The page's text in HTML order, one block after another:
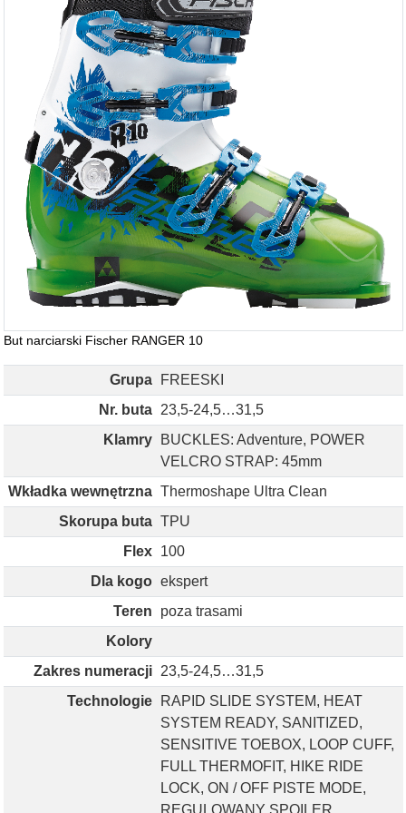
But narciarski Fischer RANGER 10
Grupa
FREESKI
Nr. buta
23,5-24,5…31,5
Klamry
BUCKLES: Adventure, POWER
VELCRO STRAP: 45mm
Wkładka wewnętrzna Thermoshape Ultra Clean
Skorupa buta TPU
Flex
100
Dla kogo ekspert
Teren
poza trasami
Kolory
Zakres numeracji
23,5-24,5…31,5
Technologie
RAPID SLIDE SYSTEM, HEAT
SYSTEM READY, SANITIZED,
SENSITIVE TOEBOX, LOOP CUFF,
FULL THERMOFIT, HIKE RIDE
LOCK, ON / OFF PISTE MODE,